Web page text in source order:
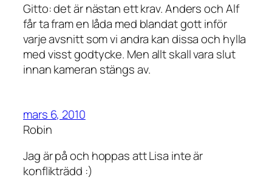
Gitto: det är nästan ett krav. Anders och Alf
får ta fram en låda med blandat gott inför
varje avsnitt som vi andra kan dissa och hylla
med visst godtycke. Men allt skall vara slut
innan kameran stängs av.
mars 6, 2010
Robin
Jag är på och hoppas att Lisa inte är
konflikträdd :)